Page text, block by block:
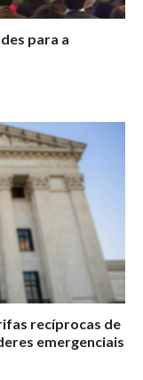
para a
recíprocas de
emergenciais